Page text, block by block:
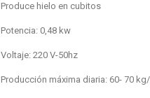
Produce hielo en cubitos
Potencia: 0,48 kw
Voltaje: 220 V-50hz
Producción máxima diaria: 60- 70